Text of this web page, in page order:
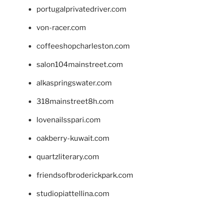
portugalprivatedriver.com
von-racer.com
coffeeshopcharleston.com
salon104mainstreet.com
alkaspringswater.com
318mainstreet8h.com
lovenailsspari.com
oakberry-kuwait.com
quartzliterary.com
friendsofbroderickpark.com
studiopiattellina.com